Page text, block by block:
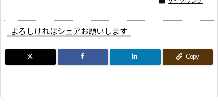
よろしければシェアお願いします
Copy